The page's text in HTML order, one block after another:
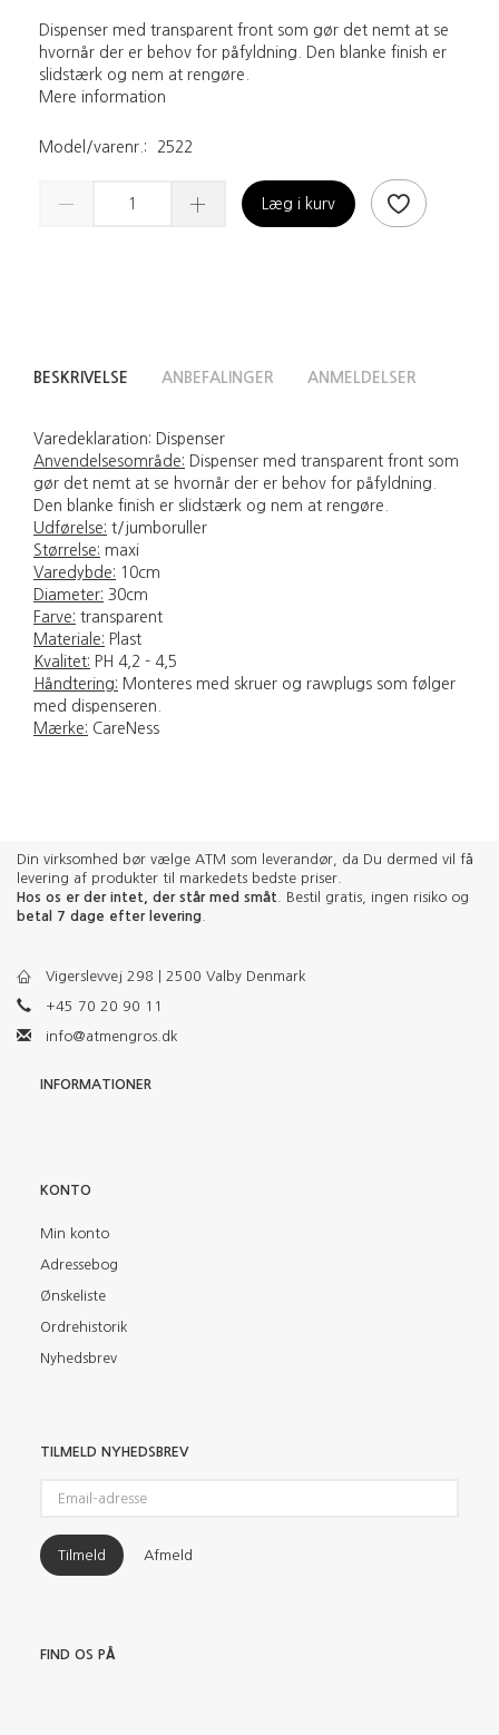
Dispenser med transparent front som gør det nemt at se
hvornår der er behov for påfyldning. Den blanke finish er
slidstærk og nem at rengøre.
Mere information
Model/varenr.: 2522
Læg i kurv
BESKRIVELSE ANBEFALINGER ANMELDELSER
Varedeklaration:
Dispenser
Anvendelsesområde: Dispenser med transparent front som
gør det nemt at se hvornår der er behov for påfyldning.
Den blanke finish er slidstærk og nem at rengøre.
Udførelse: t/jumboruller
Størrelse: maxi
Varedybde: 10cm
Diameter: 30cm
Farve: transparent
Materiale: Plast
Kvalitet: PH 4,2 - 4,5
Håndtering: Monteres med skruer og rawplugs som følger
med dispenseren.
Mærke: CareNess
Din virksomhed bør vælge ATM som leverandør, da Du dermed vil få
levering af produkter til markedets bedste priser.
Hos os er der intet, der står med småt . Bestil gratis, ingen risiko og
betal 7 dage efter levering
Vigerslevvej 298 | 2500 Valby Denmark
+45 70 20 90 11
info@atmengros.dk
INFORMATIONER
KONTO
Min konto
Adressebog
Ønskeliste
Ordrehistorik
Nyhedsbrev
TILMELD NYHEDSBREV
adresse
Tilmeld Afmeld
FIND OS PÅ